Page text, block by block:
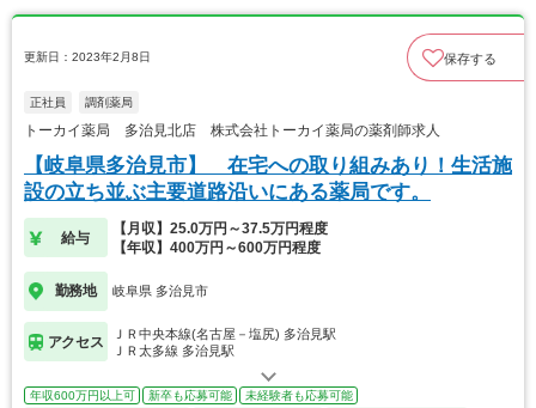
更新日：2023年2月8日 保存する
正社員 調剤薬局
トーカイ薬局 多治見北店 株式会社トーカイ薬局の薬剤師求人
【岐阜県多治見市】 在宅への取り組みあり！生活施
設の立ち並ぶ主要道路沿いにある薬局です。
給与
【月収】25.0万円～37.5万円程度
【年収】400万円～600万円程度
勤務地 岐阜県 多治見市
アクセス
ＪＲ中央本線(名古屋－塩尻) 多治見駅
ＪＲ太多線 多治見駅
年収600万円以上可 新卒も応募可能
未経験者も応募可能